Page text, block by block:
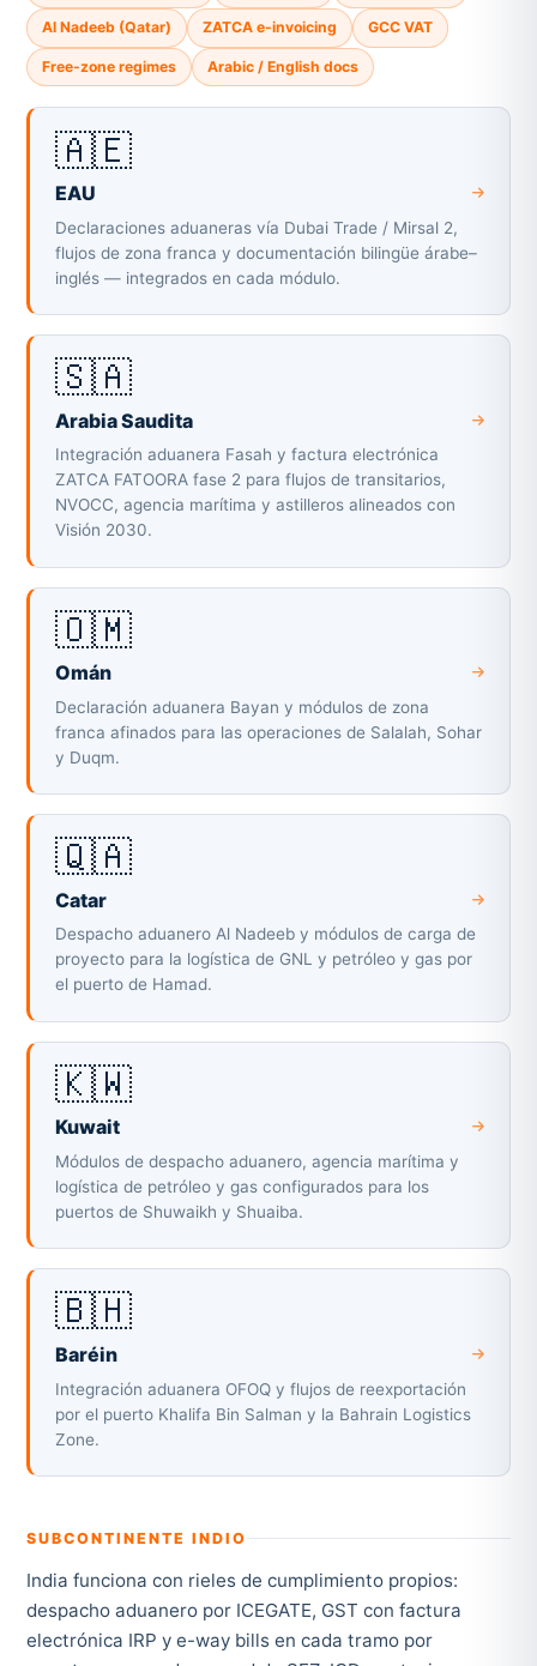
Al Nadeeb (Qatar) ZATCA e-invoicing GCC VAT
Free-zone regimes Arabic / English docs
🇦🇪
EAU
Declaraciones aduaneras vía Dubai Trade / Mirsal 2,
flujos de zona franca y documentación bilingüe árabe–
inglés — integrados en cada módulo.
🇸🇦
Arabia Saudita
Integración aduanera Fasah y factura electrónica
ZATCA FATOORA fase 2 para flujos de transitarios,
NVOCC, agencia marítima y astilleros alineados con
Visión 2030.
🇴🇲
Omán
Declaración aduanera Bayan y módulos de zona
franca afinados para las operaciones de Salalah, Sohar
y Duqm.
🇶🇦
Catar
Despacho aduanero Al Nadeeb y módulos de carga de
proyecto para la logística de GNL y petróleo y gas por
el puerto de Hamad.
🇰🇼
Kuwait
Módulos de despacho aduanero, agencia marítima y
logística de petróleo y gas configurados para los
puertos de Shuwaikh y Shuaiba.
🇧🇭
Baréin
Integración aduanera OFOQ y flujos de reexportación
por el puerto Khalifa Bin Salman y la Bahrain Logistics
Zone.
SUBCONTINENTE INDIO
India funciona con rieles de cumplimiento propios:
despacho aduanero por ICEGATE, GST con factura
electrónica IRP y e-way bills en cada tramo por